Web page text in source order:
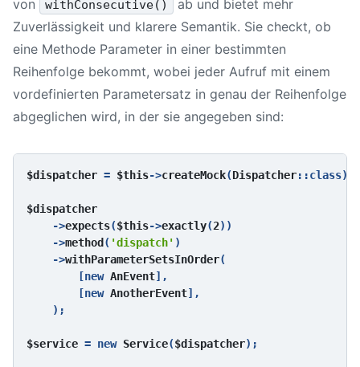
von
withConsecutive()
ab und bietet mehr
Zuverlässigkeit und klarere Semantik. Sie checkt, ob
eine Methode Parameter in einer bestimmten
Reihenfolge bekommt, wobei jeder Aufruf mit einem
vordefinierten Parametersatz in genau der Reihenfolge
abgeglichen wird, in der sie angegeben sind:
$dispatcher = $this->createMock(Dispatcher::class);
$dispatcher
->expects($this->exactly(2))
    ->
method ( 'dispatch' )
    ->
withParameterSetsInOrder(
        [new
AnEvent],
        [new
AnotherEvent],
    );
$service = new Service($dispatcher);